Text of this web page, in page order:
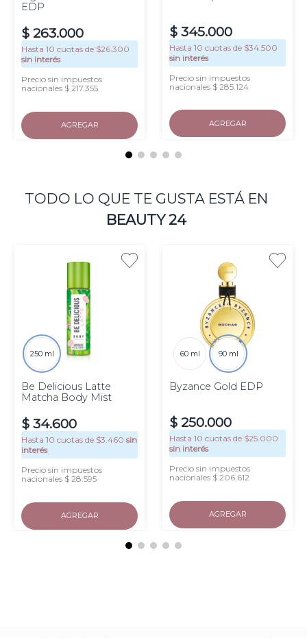
EDP
$ 263.000
Hasta 10 cuotas de $26.300
sin interés
Precio sin impuestos
nacionales $ 217.355
AGREGAR
$ 345.000
Hasta 10 cuotas de $34.500
sin interés
Precio sin impuestos
nacionales $ 285.124
AGREGAR
TODO LO QUE TE GUSTA ESTÁ EN
BEAUTY 24
250 ml
Be Delicious Latte
Matcha Body Mist
$ 34.600
Hasta 10 cuotas de $3.460 sin
interés
Precio sin impuestos
nacionales $ 28.595
AGREGAR
60 ml 90 ml
Byzance Gold EDP
$ 250.000
Hasta 10 cuotas de $25.000
sin interés
Precio sin impuestos
nacionales $ 206.612
AGREGAR